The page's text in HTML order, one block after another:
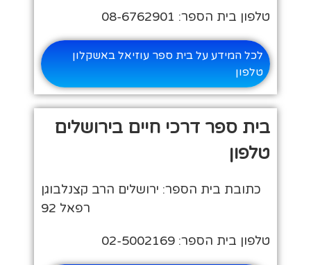
טלפון בית הספר: 08-6762901
לכל המידע על בית ספר עוזיאל באשקלון
טלפון
בית ספר דרכי חיים בירושלים
טלפון
כתובת בית הספר: ירושלים הרב קצנלבוגן
רפאל 92
טלפון בית הספר: 02-5002169